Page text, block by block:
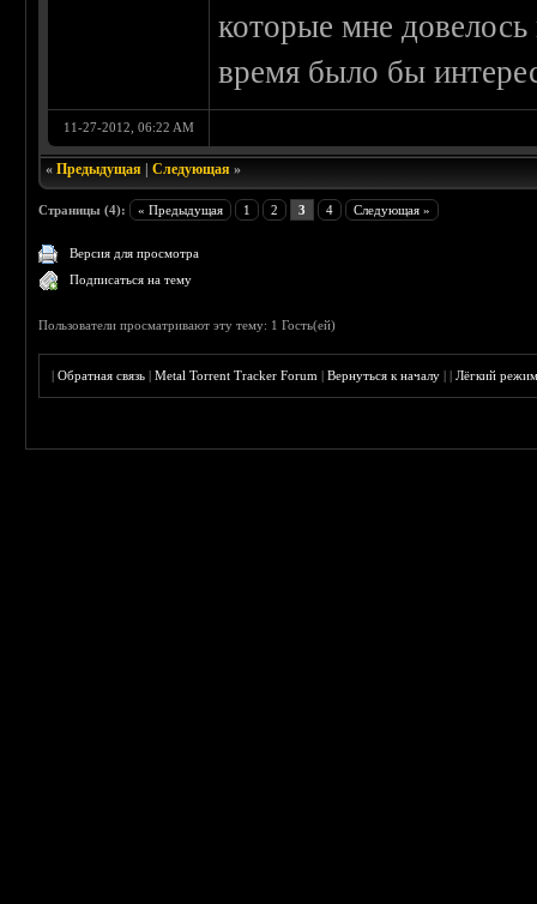
которые мне
время было бы
11-27-2012, 06:22 AM
«Предыдущая |Следующая »
Страницы (4): « Предыдущая 1 2 3 4 Следующая »
Версия для просмотра
Подписаться на тему
Пользователи просматривают эту тему: 1 Гость(ей)
|Обратная связь |Metal Torrent Tracker Forum |Вернуться к началу ||Лёгкий